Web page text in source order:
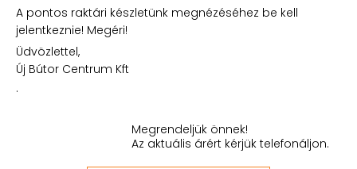
A pontos raktári készletünk megnézéséhez be kell
jelentkeznie! Megéri!
Üdvözlettel,
Új Bútor Centrum Kft
.
Megrendeljük önnek!
Az aktuális árért kérjük telefonáljon.